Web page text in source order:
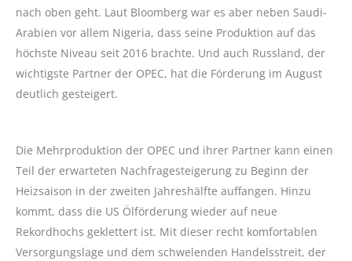
nach oben geht. Laut Bloomberg war es aber neben Saudi-
Arabien vor allem Nigeria, dass seine Produktion auf das
höchste Niveau seit 2016 brachte. Und auch Russland, der
wichtigste Partner der OPEC, hat die Förderung im August
deutlich gesteigert.
Die Mehrproduktion der OPEC und ihrer Partner kann einen
Teil der erwarteten Nachfragesteigerung zu Beginn der
Heizsaison in der zweiten Jahreshälfte auffangen. Hinzu
kommt, dass die US Ölförderung wieder auf neue
Rekordhochs geklettert ist. Mit dieser recht komfortablen
Versorgungslage und dem schwelenden Handelsstreit, der